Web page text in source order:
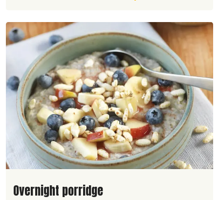
Lire la suite de la recette
Overnight porridge